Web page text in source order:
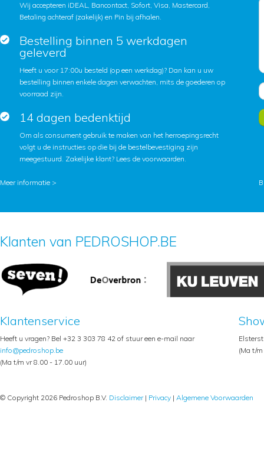
Wij accepteren iDEAL, Bancontact, Sofort, Visa, Mastercard,
Betaling achteraf (zakelijk) en Pin bij afhalen.
Bestelling binnen 5 werkdagen
geleverd
Heeft u voor 17:00u besteld (op een werkdag)? Dan kan u uw
bestelling binnen enkele dagen verwachten, mits de goederen op
voorraad zijn.
14 dagen bedenktijd
Om als consument gebruik te maken van het herroepingsrecht
volgt u de instructies op die bij de bestelbevestiging zijn
meegestuurd. Zakelijke klant? Lees de voorwaarden.
Meer informatie >
Klanten van PEDROSHOP.BE
Klantenservice
Heeft u vragen? Bel +32 3 303 78 42 of stuur een e-mail naar
info@pedroshop.be
(Ma t/m vr 8.00 - 17.00 uur)
(Ma t/
© Copyright 2026 Pedroshop B.V. Disclaimer| Privacy | Algemene Voorwaarden